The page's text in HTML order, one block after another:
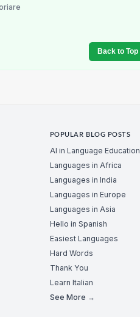
Back to Top
POPULAR BLOG POSTS
AI in Language Education
Languages in Africa
Languages in India
Languages in Europe
Languages in Asia
Hello in Spanish
Easiest Languages
Hard Words
Thank You
Learn Italian
See More →